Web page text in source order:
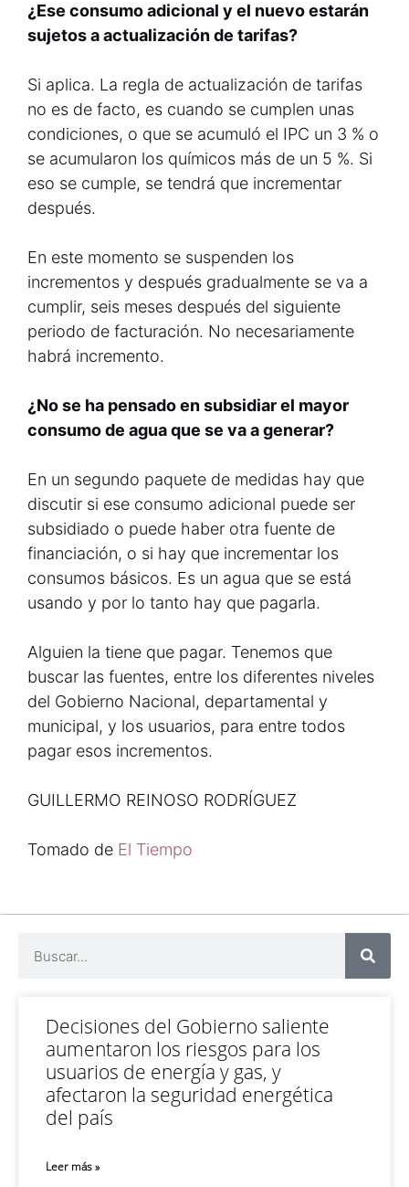
¿Ese consumo adicional y el nuevo estarán
sujetos a actualización de tarifas?
Si aplica. La regla de actualización de tarifas
no es de facto, es cuando se cumplen unas
condiciones, o que se acumuló el IPC un 3 % o
se acumularon los químicos más de un 5 %. Si
eso se cumple, se tendrá que incrementar
después.
En este momento se suspenden los
incrementos y después gradualmente se va a
cumplir, seis meses después del siguiente
periodo de facturación. No necesariamente
habrá incremento.
¿No se ha pensado en subsidiar el mayor
consumo de agua que se va a generar?
En un segundo paquete de medidas hay que
discutir si ese consumo adicional puede ser
subsidiado o puede haber otra fuente de
financiación, o si hay que incrementar los
consumos básicos. Es un agua que se está
usando y por lo tanto hay que pagarla.
Alguien la tiene que pagar. Tenemos que
buscar las fuentes, entre los diferentes niveles
del Gobierno Nacional, departamental y
municipal, y los usuarios, para entre todos
pagar esos incrementos.
GUILLERMO REINOSO RODRÍGUEZ
Tomado de El Tiempo
Decisiones del Gobierno saliente
aumentaron los riesgos para los
usuarios de energía y gas, y
afectaron la seguridad energética
del país
Leer más »